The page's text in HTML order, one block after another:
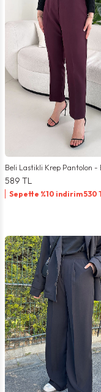
Beli Lastikli Krep Pantolon -
589 TL
Sepette %10 indirim530